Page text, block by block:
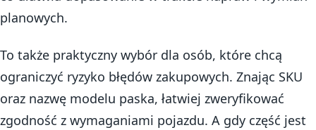
planowych.
To także praktyczny wybór dla osób, które chcą
ograniczyć ryzyko błędów zakupowych. Znając SKU
oraz nazwę modelu paska, łatwiej zweryfikować
zgodność z wymaganiami pojazdu. A gdy część jest